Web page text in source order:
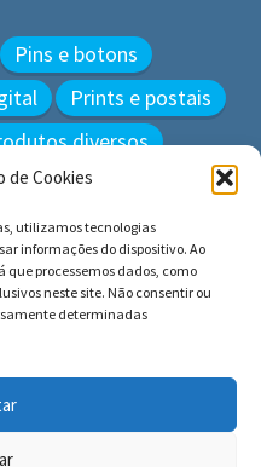
de Cookies
utilizamos tecnologias
informações do dispositivo. Ao
processemos dados, como
neste site. Não consentir ou
determinadas
Pins e botons
Prints e postais
diversos
reservados.
Adote e cuide dos